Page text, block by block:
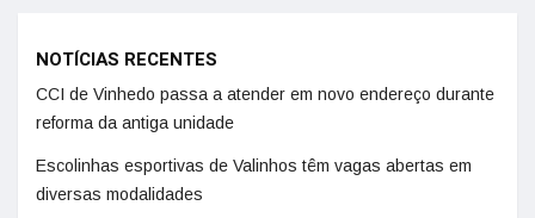
NOTÍCIAS RECENTES
CCI de Vinhedo passa a atender em novo endereço durante
reforma da antiga unidade
Escolinhas esportivas de Valinhos têm vagas abertas em
diversas modalidades